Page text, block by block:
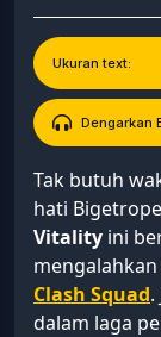
Ukuran text:
Dengarkan
Tak butuh
hati
Vitality ini
mengalahkan
Clash Squad
dalam laga